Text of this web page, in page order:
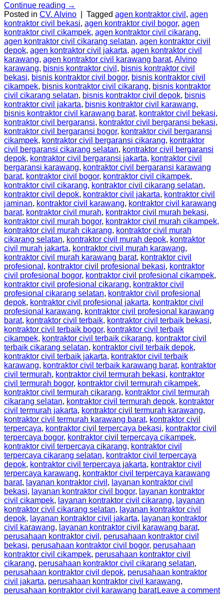
Continue reading →
Posted in CV. Alvino Tagged agen kontraktor civil , agen
kontraktor civil bekasi, agen kontraktor civil bogor, agen
kontraktor civil cikampek, agen kontraktor civil cikarang,
agen kontraktor civil cikarang selatan, agen kontraktor civil
depok, agen kontraktor civil jakarta, agen kontraktor civil
karawang, agen kontraktor civil karawang barat, Alvino
karawang, bisnis kontraktor civil , bisnis kontraktor civil
bekasi, bisnis kontraktor civil bogor, bisnis kontraktor civil
cikampek, bisnis kontraktor civil cikarang, bisnis kontraktor
civil cikarang selatan, bisnis kontraktor civil depok, bisnis
kontraktor civil jakarta, bisnis kontraktor civil karawang,
bisnis kontraktor civil karawang barat, kontraktor civil bekasi,
kontraktor civil bergaransi, kontraktor civil bergaransi bekasi,
kontraktor civil bergaransi bogor, kontraktor civil bergaransi
cikampek, kontraktor civil bergaransi cikarang, kontraktor
civil bergaransi cikarang selatan, kontraktor civil bergaransi
depok, kontraktor civil bergaransi jakarta, kontraktor civil
bergaransi karawang, kontraktor civil bergaransi karawang
barat, kontraktor civil bogor, kontraktor civil cikampek,
kontraktor civil cikarang, kontraktor civil cikarang selatan,
kontraktor civil depok, kontraktor civil jakarta, kontraktor civil
jaminan, kontraktor civil karawang, kontraktor civil karawang
barat, kontraktor civil murah, kontraktor civil murah bekasi,
kontraktor civil murah bogor, kontraktor civil murah cikampek,
kontraktor civil murah cikarang, kontraktor civil murah
cikarang selatan, kontraktor civil murah depok, kontraktor
civil murah jakarta, kontraktor civil murah karawang,
kontraktor civil murah karawang barat, kontraktor civil
profesional , kontraktor civil profesional bekasi, kontraktor
civil profesional bogor, kontraktor civil profesional cikampek,
kontraktor civil profesional cikarang, kontraktor civil
profesional cikarang selatan, kontraktor civil profesional
depok, kontraktor civil profesional jakarta, kontraktor civil
profesional karawang, kontraktor civil profesional karawang
barat, kontraktor civil terbaik, kontraktor civil terbaik bekasi,
kontraktor civil terbaik bogor, kontraktor civil terbaik
cikampek, kontraktor civil terbaik cikarang, kontraktor civil
terbaik cikarang selatan, kontraktor civil terbaik depok,
kontraktor civil terbaik jakarta, kontraktor civil terbaik
karawang, kontraktor civil terbaik karawang barat, kontraktor
civil termurah, kontraktor civil termurah bekasi, kontraktor
civil termurah bogor, kontraktor civil termurah cikampek,
kontraktor civil termurah cikarang, kontraktor civil termurah
cikarang selatan, kontraktor civil termurah depok, kontraktor
civil termurah jakarta, kontraktor civil termurah karawang,
kontraktor civil termurah karawang barat, kontraktor civil
terpercaya, kontraktor civil terpercaya bekasi, kontraktor civil
terpercaya bogor, kontraktor civil terpercaya cikampek,
kontraktor civil terpercaya cikarang, kontraktor civil
terpercaya cikarang selatan, kontraktor civil terpercaya
depok, kontraktor civil terpercaya jakarta, kontraktor civil
terpercaya karawang, kontraktor civil terpercaya karawang
barat, layanan kontraktor civil , layanan kontraktor civil
bekasi, layanan kontraktor civil bogor, layanan kontraktor
civil cikampek, layanan kontraktor civil cikarang, layanan
kontraktor civil cikarang selatan, layanan kontraktor civil
depok, layanan kontraktor civil jakarta, layanan kontraktor
civil karawang, layanan kontraktor civil karawang barat,
perusahaan kontraktor civil , perusahaan kontraktor civil
bekasi, perusahaan kontraktor civil bogor, perusahaan
kontraktor civil cikampek, perusahaan kontraktor civil
cikarang, perusahaan kontraktor civil cikarang selatan,
perusahaan kontraktor civil depok, perusahaan kontraktor
civil jakarta, perusahaan kontraktor civil karawang,
perusahaan kontraktor civil karawang barat Leave a comment